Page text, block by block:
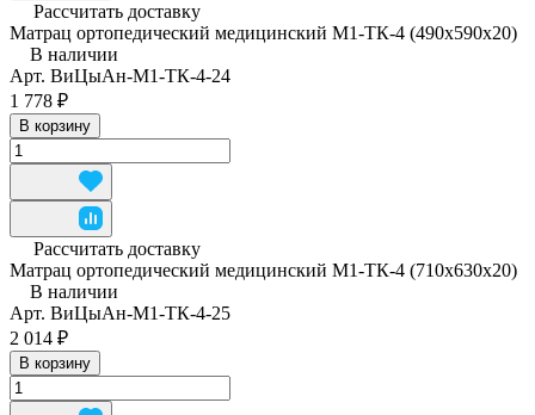
Рассчитать доставку
Матрац ортопедический медицинский М1-ТК-4 (490x590x20)
В наличии
Арт. ВиЦыАн-М1-ТК-4-24
1 778 ₽
В корзину
Рассчитать доставку
Матрац ортопедический медицинский М1-ТК-4 (710x630x20)
В наличии
Арт. ВиЦыАн-М1-ТК-4-25
2 014 ₽
В корзину